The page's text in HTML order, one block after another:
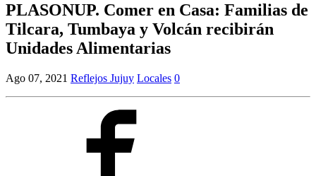
PLASONUP. Comer en Casa: Familias de
Tilcara, Tumbaya y Volcán recibirán
Unidades Alimentarias
Ago 07, 2021 Reflejos Jujuy Locales 0